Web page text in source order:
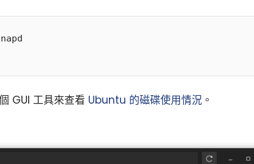
GUI 工具來查看 Ubuntu 的磁碟使用情況 。